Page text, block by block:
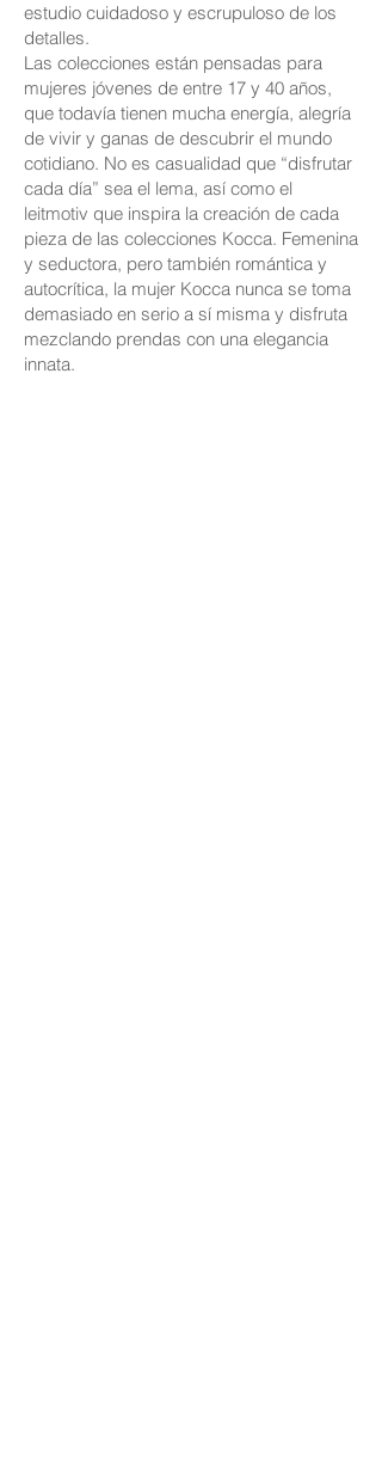
estudio cuidadoso y escrupuloso de los
detalles.
Las colecciones están pensadas para
mujeres jóvenes de entre 17 y 40 años,
que todavía tienen mucha energía, alegría
de vivir y ganas de descubrir el mundo
cotidiano. No es casualidad que “disfrutar
cada día” sea el lema, así como el
leitmotiv que inspira la creación de cada
pieza de las colecciones Kocca. Femenina
y seductora, pero también romántica y
autocrítica, la mujer Kocca nunca se toma
demasiado en serio a sí misma y disfruta
mezclando prendas con una elegancia
innata.